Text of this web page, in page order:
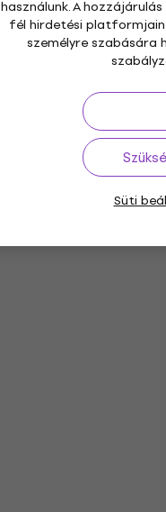
használunk. A
fél hirdetési
személyre szabására
Süti